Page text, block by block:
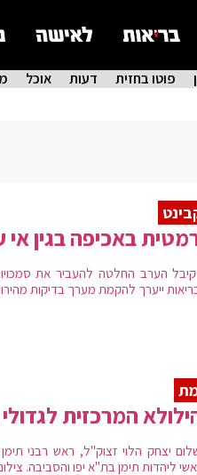
פוטו בחזית דעות אוכל
באכיפה בגין
קיבל הערב החלטה להעביר את
ייערך להקמת מערך בדיקות
המרכזית לגדולי
יצחק הלוי זצוק"ל, ראש רבני תימן
ליהדות תימן בת"א יפו והסביבה.